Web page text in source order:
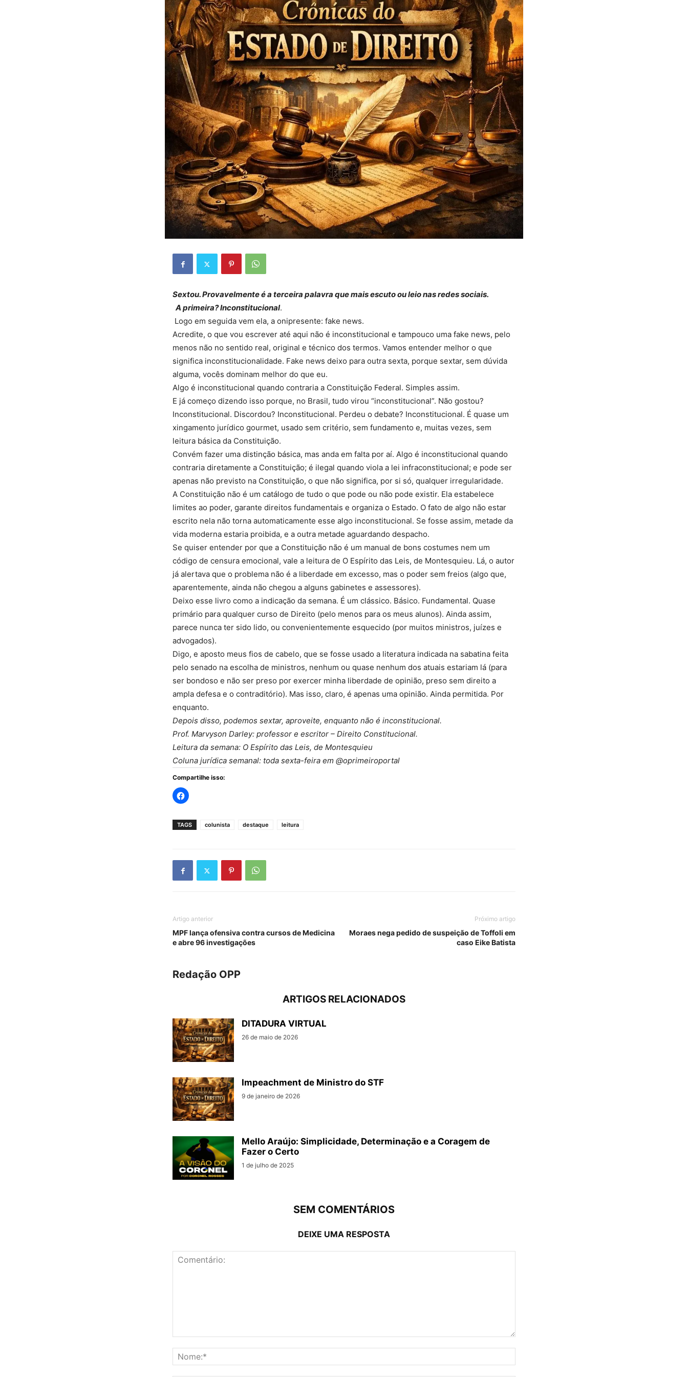
Sextou. Provavelmente é a terceira palavra que mais escuto ou leio nas redes sociais.
A primeira? Inconstitucional.
Logo em seguida vem ela, a onipresente: fake news.
Acredite, o que vou escrever até aqui não é inconstitucional e tampouco uma fake news, pelo
menos não no sentido real, original e técnico dos termos. Vamos entender melhor o que
significa inconstitucionalidade. Fake news deixo para outra sexta, porque sextar, sem dúvida
alguma, vocês dominam melhor do que eu.
Algo é inconstitucional quando contraria a Constituição Federal. Simples assim.
E já começo dizendo isso porque, no Brasil, tudo virou “inconstitucional”. Não gostou?
Inconstitucional. Discordou? Inconstitucional. Perdeu o debate? Inconstitucional. É quase um
xingamento jurídico gourmet, usado sem critério, sem fundamento e, muitas vezes, sem
leitura básica da Constituição.
Convém fazer uma distinção básica, mas anda em falta por aí. Algo é inconstitucional quando
contraria diretamente a Constituição; é ilegal quando viola a lei infraconstitucional; e pode ser
apenas não previsto na Constituição, o que não significa, por si só, qualquer irregularidade.
A Constituição não é um catálogo de tudo o que pode ou não pode existir. Ela estabelece
limites ao poder, garante direitos fundamentais e organiza o Estado. O fato de algo não estar
escrito nela não torna automaticamente esse algo inconstitucional. Se fosse assim, metade da
vida moderna estaria proibida, e a outra metade aguardando despacho.
Se quiser entender por que a Constituição não é um manual de bons costumes nem um
código de censura emocional, vale a leitura de O Espírito das Leis, de Montesquieu. Lá, o autor
já alertava que o problema não é a liberdade em excesso, mas o poder sem freios (algo que,
aparentemente, ainda não chegou a alguns gabinetes e assessores).
Deixo esse livro como a indicação da semana. É um clássico. Básico. Fundamental. Quase
primário para qualquer curso de Direito (pelo menos para os meus alunos). Ainda assim,
parece nunca ter sido lido, ou convenientemente esquecido (por muitos ministros, juízes e
advogados).
Digo, e aposto meus fios de cabelo, que se fosse usado a literatura indicada na sabatina feita
pelo senado na escolha de ministros, nenhum ou quase nenhum dos atuais estariam lá (para
ser bondoso e não ser preso por exercer minha liberdade de opinião, preso sem direito a
ampla defesa e o contraditório). Mas isso, claro, é apenas uma opinião. Ainda permitida. Por
enquanto.
Depois disso, podemos sextar, aproveite, enquanto não é inconstitucional.
Prof. Marvyson Darley: professor e escritor – Direito Constitucional.
Leitura da semana: O Espírito das Leis, de Montesquieu
Coluna jurídica semanal: toda sexta-feira em @oprimeiroportal
Compartilhe isso:
TAGS colunista destaque leitura
Artigo anterior
MPF lança ofensiva contra cursos de Medicina
e abre 96 investigações
Próximo artigo
Moraes nega pedido de suspeição de Toffoli em
caso Eike Batista
Redação OPP
ARTIGOS RELACIONADOS
DITADURA VIRTUAL
26 de maio de 2026
Impeachment de Ministro do STF
9 de janeiro de 2026
Mello Araújo: Simplicidade, Determinação e a Coragem de
Fazer o Certo
1 de julho de 2025
SEM COMENTÁRIOS
DEIXE UMA RESPOSTA